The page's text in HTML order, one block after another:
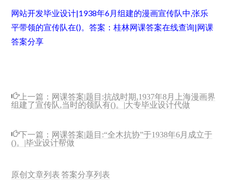
网站开发毕业设计|1938年6月组建的漫画宣传队中,张乐
平带领的宣传队在()。答案：桂林网课答案在线查询|网课
答案分享
上一篇： 网课答案|题目:抗战时期,1937年8月上海漫画界
组建了宣传队,当时的领队有()。|大专毕业设计代做
下一篇： 网课答案|题目:“全木抗协”于1938年6月成立于
()。|毕业设计帮做
原创文章列表 答案分享列表